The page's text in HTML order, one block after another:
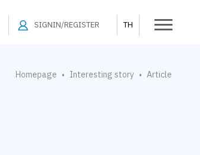
SIGNIN/REGISTER TH
Homepage • Interesting story • Article